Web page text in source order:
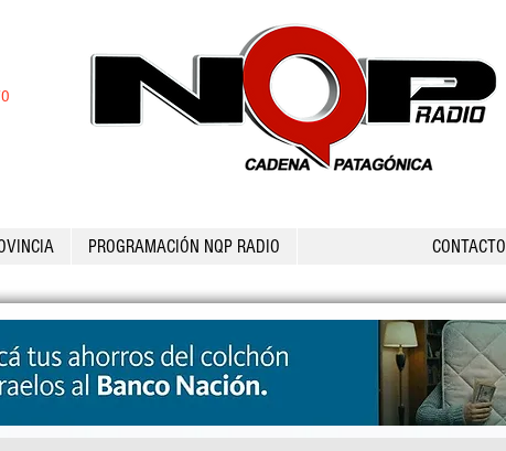
PROGRAMACIÓN NQP RADIO CONTACTO